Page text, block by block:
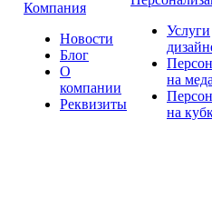
Компания
Новости
Блог
О
компании
Реквизиты
Услуги
на
на